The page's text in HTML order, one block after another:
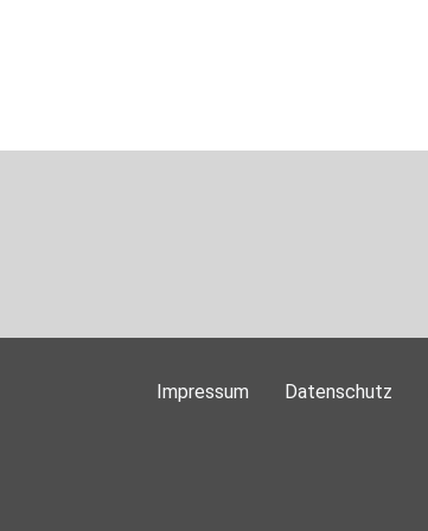
Impressum Datenschutz